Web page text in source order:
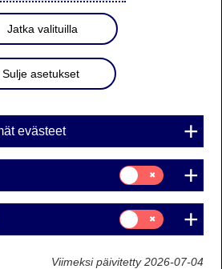
ja saat käyttöösi arkiston täynnä
ja markkinoita käsitteleviä uutisia
Jatka valituilla
Sulje asetukset
evästeet
Suostumusvalinta:
Tilastointi
Suostumusvalinta:
Markkinointi
Viimeksi päivitetty 2026-07-04